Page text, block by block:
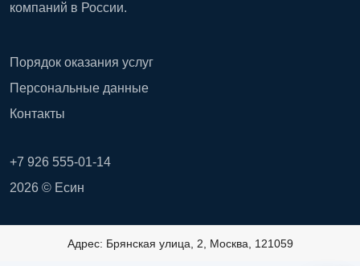
компаний в России.
Порядок оказания услуг
Персональные данные
Контакты
+7 926 555-01-14
2026 © Есин
Адрес: Брянская улица, 2, Москва, 121059